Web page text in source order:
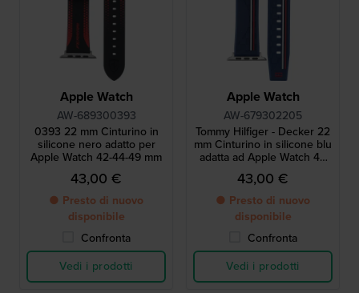
Apple Watch
AW-689300393
0393 22 mm Cinturino in
silicone nero adatto per
Apple Watch 42-44-49 mm
43,00 €
● Presto di nuovo
disponibile
Confronta
Vedi i prodotti
Apple Watch
AW-679302205
Tommy Hilfiger - Decker 22
mm Cinturino in silicone blu
adatta ad Apple Watch 42
mm
43,00 €
● Presto di nuovo
disponibile
Confronta
Vedi i prodotti